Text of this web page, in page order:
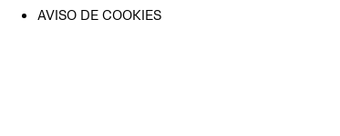
AVISO DE COOKIES